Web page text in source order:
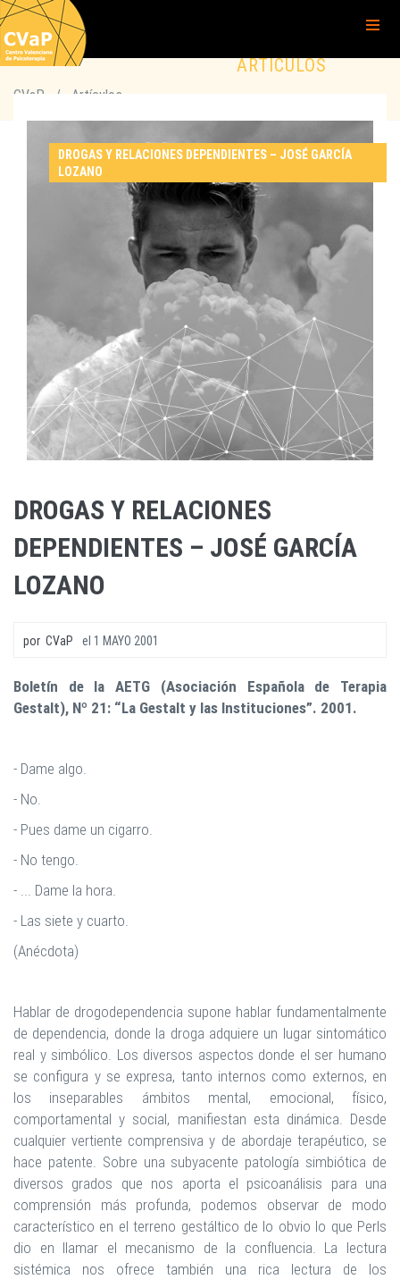
ARTÍCULOS
CVaP / Artículos
DROGAS Y RELACIONES DEPENDIENTES – JOSÉ GARCÍA
LOZANO
DROGAS Y RELACIONES
DEPENDIENTES – JOSÉ GARCÍA
LOZANO
por CVaP el 1 MAYO 2001
Boletín de la AETG (Asociación Española de Terapia
Gestalt), Nº 21: “La Gestalt y las Instituciones”. 2001.
- Dame algo.
- No.
- Pues dame un cigarro.
- No tengo.
- ... Dame la hora.
- Las siete y cuarto.
(Anécdota)
Hablar de drogodependencia supone hablar fundamentalmente
de dependencia, donde la droga adquiere un lugar sintomático
real y simbólico. Los diversos aspectos donde el ser humano
se configura y se expresa, tanto internos como externos, en
los inseparables ámbitos mental, emocional, físico,
comportamental y social, manifiestan esta dinámica. Desde
cualquier vertiente comprensiva y de abordaje terapéutico, se
hace patente. Sobre una subyacente patología simbiótica de
diversos grados que nos aporta el psicoanálisis para una
comprensión más profunda, podemos observar de modo
característico en el terreno gestáltico de lo obvio lo que Perls
dio en llamar el mecanismo de la confluencia. La lectura
sistémica nos ofrece también una rica lectura de los